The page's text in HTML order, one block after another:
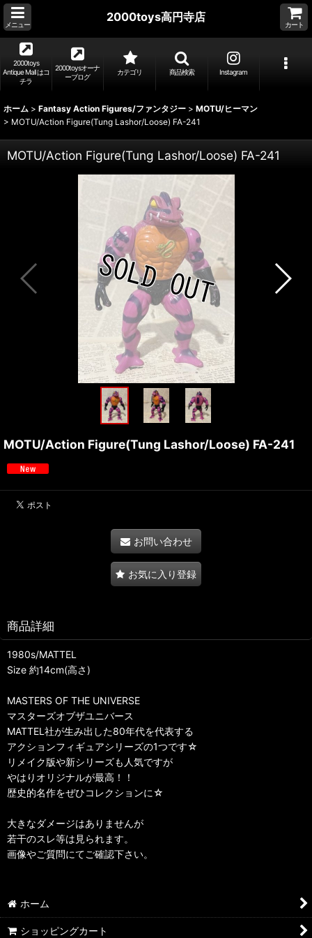
メニュー
2000toys高円寺店
カート
2000toys
Antique Mall はコ
チラ
2000toysオーナ
ーブログ
カテゴリ 商品検索 Instagram
ホーム > Fantasy Action Figures/ファンタジー > MOTU/ヒーマン
> MOTU/Action Figure(Tung Lashor/Loose) FA-241
MOTU/Action Figure(Tung Lashor/Loose) FA-241
MOTU/Action Figure(Tung Lashor/Loose) FA-241
お問い合わせ
お気に入り登録
商品詳細
1980s/MATTEL
Size 約14cm(高さ)
MASTERS OF THE UNIVERSE
マスターズオブザユニバース
MATTEL社が生み出した80年代を代表する
アクションフィギュアシリーズの1つです☆
リメイク版や新シリーズも人気ですが
やはりオリジナルが最高！！
歴史的名作をぜひコレクションに☆
大きなダメージはありませんが
若干のスレ等は見られます。
画像やご質問にてご確認下さい。
ホーム
ショッピングカート